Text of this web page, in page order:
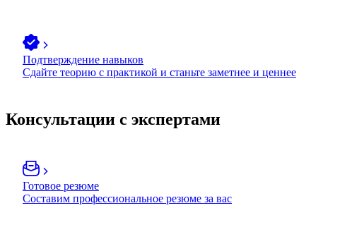
Подтверждение навыков
Сдайте теорию с практикой и станьте заметнее и ценнее
Консультации с экспертами
Готовое резюме
Составим профессиональное резюме за вас